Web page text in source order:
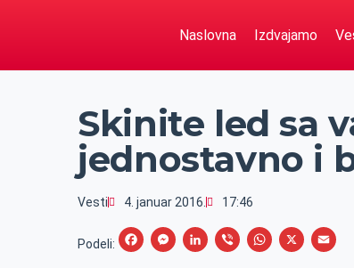
Naslovna Izdvajamo
Skinite led sa
jednostavno i
Vesti 4. januar 2016. 17:46
Podeli:
F
M
L
V
W
X